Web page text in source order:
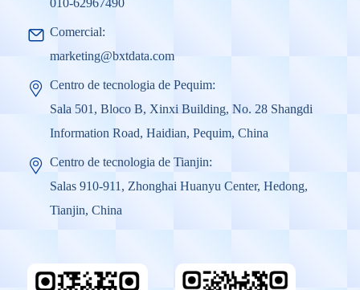
010-62967490
Comercial:
marketing@bxtdata.com
Centro de tecnologia de Pequim:
Sala 501, Bloco B, Xinxi Building, No. 28 Shangdi
Information Road, Haidian, Pequim, China
Centro de tecnologia de Tianjin:
Salas 910-911, Zhonghai Huanyu Center, Hedong,
Tianjin, China